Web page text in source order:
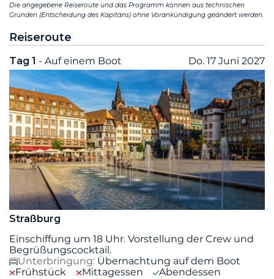
Die angegebene Reiseroute und das Programm können aus technischen
Gründen (Entscheidung des Kapitäns) ohne Vorankündigung geändert werden.
Reiseroute
Tag 1 - Auf einem Boot Do. 17 Juni 2027
Straßburg
Einschiffung um 18 Uhr. Vorstellung der Crew und
Begrüßungscocktail.
Unterbringung: Übernachtung auf dem Boot
Frühstück
Mittagessen Abendessen